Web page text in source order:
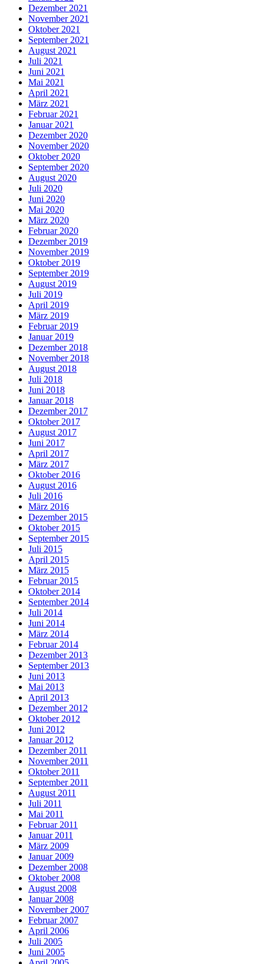
Dezember 2021
November 2021
Oktober 2021
September 2021
August 2021
Juli 2021
Juni 2021
Mai 2021
April 2021
März 2021
Februar 2021
Januar 2021
Dezember 2020
November 2020
Oktober 2020
September 2020
August 2020
Juli 2020
Juni 2020
Mai 2020
März 2020
Februar 2020
Dezember 2019
November 2019
Oktober 2019
September 2019
August 2019
Juli 2019
April 2019
März 2019
Februar 2019
Januar 2019
Dezember 2018
November 2018
August 2018
Juli 2018
Juni 2018
Januar 2018
Dezember 2017
Oktober 2017
August 2017
Juni 2017
April 2017
März 2017
Oktober 2016
August 2016
Juli 2016
März 2016
Dezember 2015
Oktober 2015
September 2015
Juli 2015
April 2015
März 2015
Februar 2015
Oktober 2014
September 2014
Juli 2014
Juni 2014
März 2014
Februar 2014
Dezember 2013
September 2013
Juni 2013
Mai 2013
April 2013
Dezember 2012
Oktober 2012
Juni 2012
Januar 2012
Dezember 2011
November 2011
Oktober 2011
September 2011
August 2011
Juli 2011
Mai 2011
Februar 2011
Januar 2011
März 2009
Januar 2009
Dezember 2008
Oktober 2008
August 2008
Januar 2008
November 2007
Februar 2007
April 2006
Juli 2005
Juni 2005